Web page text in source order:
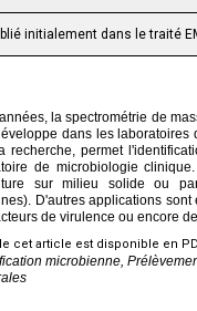
initialement dans le traité
la spectrométrie de
dans les laboratoires
recherche, permet
de microbiologie
sur milieu solide ou
D'autres applications
de virulence ou encore
cet article est disponible en
microbienne,